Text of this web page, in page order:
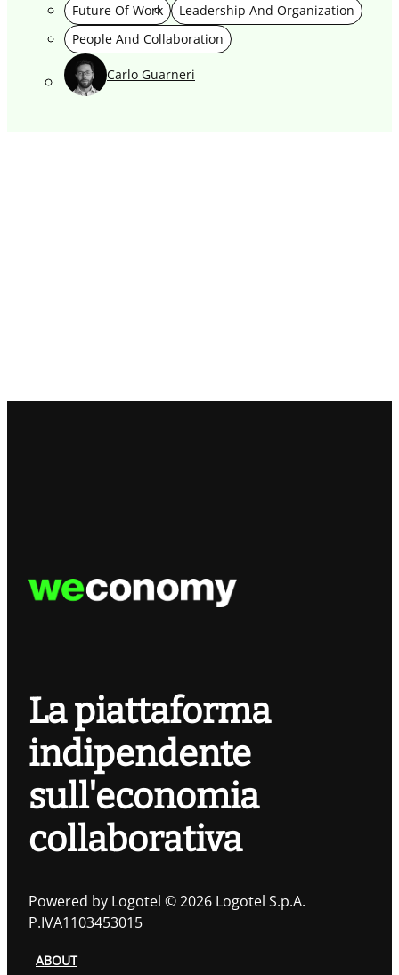
Future Of Work
Leadership And Organization
People And Collaboration
Carlo Guarneri
La piattaforma
indipendente
sull'economia
collaborativa
Powered by Logotel © 2026 Logotel S.p.A.
P.IVA1103453015
ABOUT